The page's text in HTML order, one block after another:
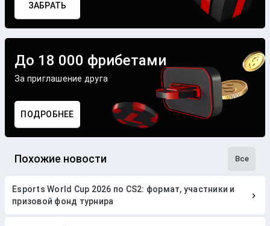
ЗАБРАТЬ
До 18 000 фрибетами
За приглашение друга
ПОДРОБНЕЕ
Похожие новости Все
Esports World Cup 2026 по CS2: формат, участники и
призовой фонд турнира